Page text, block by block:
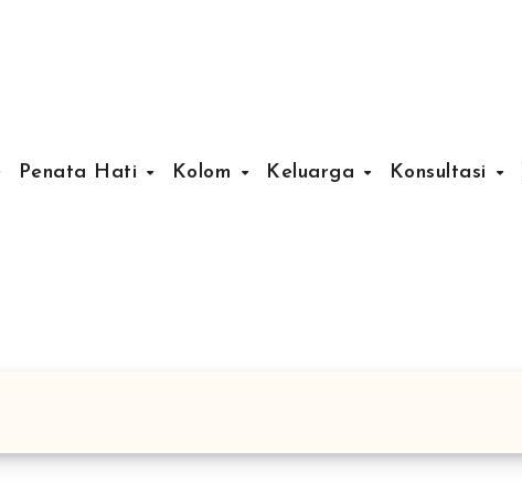
Penata Hati Kolom Keluarga Konsultasi